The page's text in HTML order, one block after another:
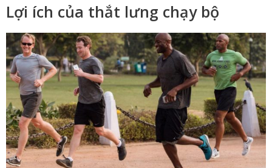
Lợi ích của thắt lưng chạy bộ